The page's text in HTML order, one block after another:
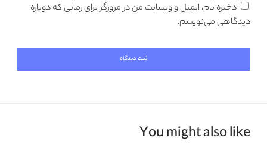
ذخیره نام، ایمیل و وبسایت من در مرورگر برای زمانی که دوباره
دیدگاهی می‌نویسم.
You might also like